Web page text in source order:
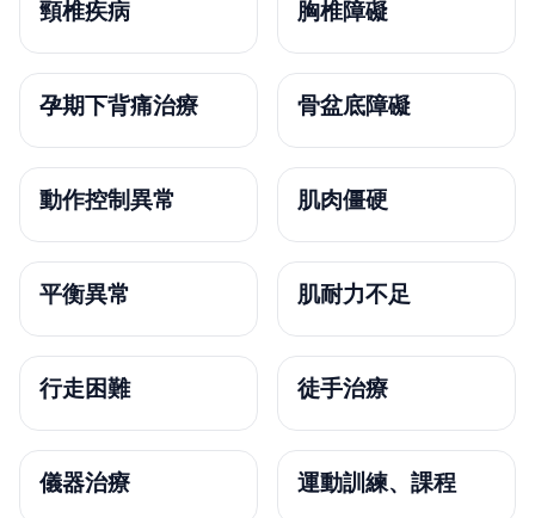
頸椎疾病 胸椎障礙
孕期下背痛治療 骨盆底障礙
動作控制異常 肌肉僵硬
平衡異常 肌耐力不足
行走困難 徒手治療
儀器治療 運動訓練、課程